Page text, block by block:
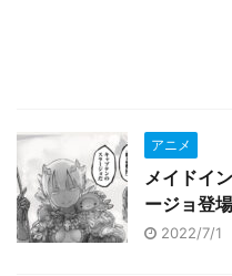
アニメ
メイドイ
ージョ登
2022/7/1